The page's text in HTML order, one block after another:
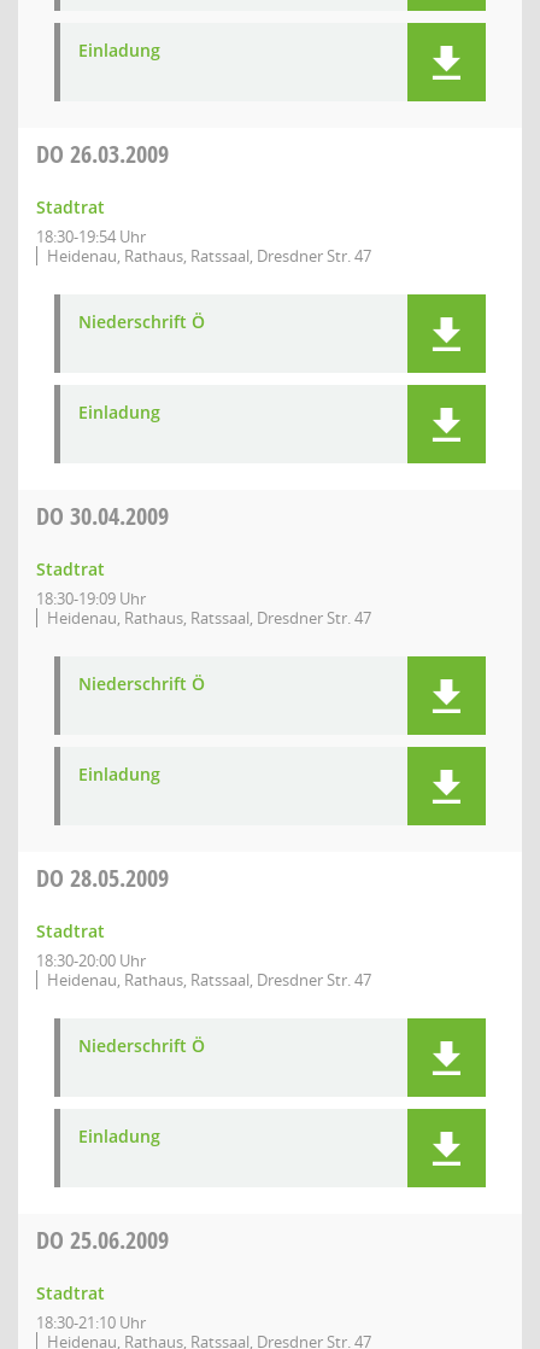
Einladung
DO 26.03.2009
Stadtrat
18:30-19:54 Uhr
Heidenau, Rathaus, Ratssaal, Dresdner Str. 47
Niederschrift Ö
Einladung
DO 30.04.2009
Stadtrat
18:30-19:09 Uhr
Heidenau, Rathaus, Ratssaal, Dresdner Str. 47
Niederschrift Ö
Einladung
DO 28.05.2009
Stadtrat
18:30-20:00 Uhr
Heidenau, Rathaus, Ratssaal, Dresdner Str. 47
Niederschrift Ö
Einladung
DO 25.06.2009
Stadtrat
18:30-21:10 Uhr
Heidenau, Rathaus, Ratssaal, Dresdner Str. 47